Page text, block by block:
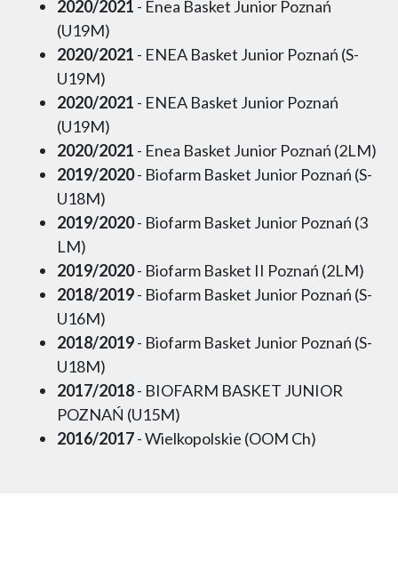
2020/2021 - Enea Basket Junior Poznań
(U19M)
2020/2021 - ENEA Basket Junior Poznań (S-
U19M)
2020/2021 - ENEA Basket Junior Poznań
(U19M)
2020/2021 - Enea Basket Junior Poznań (2LM)
2019/2020- Biofarm Basket Junior Poznań (S-
U18M)
2019/2020- Biofarm Basket Junior Poznań (3
LM)
2019/2020- Biofarm Basket II Poznań (2LM)
2018/2019- Biofarm Basket Junior Poznań (S-
U16M)
2018/2019- Biofarm Basket Junior Poznań (S-
U18M)
2017/2018- BIOFARM BASKET JUNIOR
POZNAŃ (U15M)
2016/2017- Wielkopolskie (OOM Ch)